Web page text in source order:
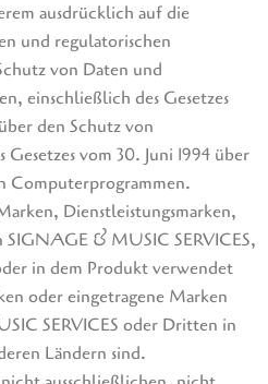
ausdrücklich auf die
und regulatorischen
von Daten und
einschließlich des Gesetzes
den Schutz von
vom 30. Juni 1994 über
Computerprogrammen.
Dienstleistungsmarken,
& MUSIC SERVICES,
in dem Produkt verwendet
oder eingetragene Marken
SERVICES oder Dritten in
Ländern sind.